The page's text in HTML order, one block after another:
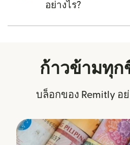
อย่างไร?
ก้าวข้ามทุก
บล็อกของ Remitly อ